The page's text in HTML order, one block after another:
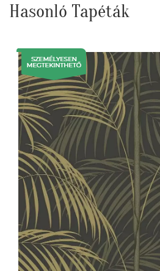
Hasonló Tapéták